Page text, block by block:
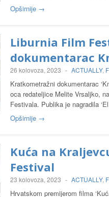
Opširnije →
Liburnia Film
dokumentarac
26 kolovoza, 2023 - ACTUALLY,
Kratkometražni dokumentarac
oca redateljice Melite Vrsaljko,
Festivala. Publika je nagradila
Opširnije →
Kuća na
Festival
23 kolovoza, 2023 - ACTUALLY,
Hrvatskom premijerom filma